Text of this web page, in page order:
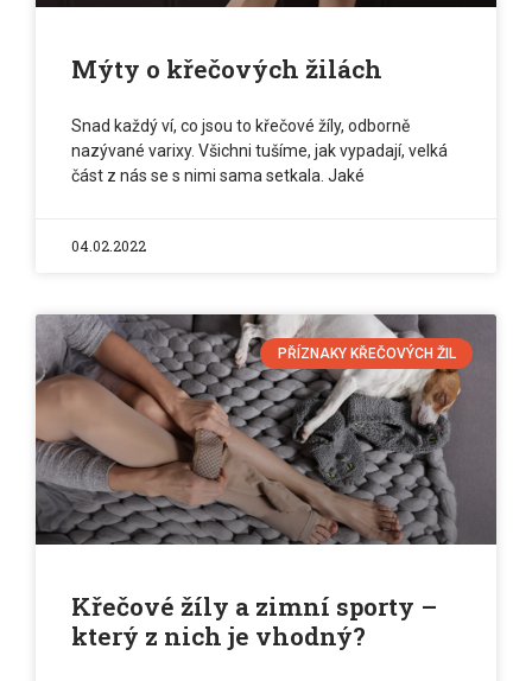
Mýty o křečových žilách
Snad každý ví, co jsou to křečové žíly, odborně
nazývané varixy. Všichni tušíme, jak vypadají, velká
část z nás se s nimi sama setkala. Jaké
04.02.2022
PŘÍZNAKY KŘEČOVÝCH ŽIL
Křečové žíly a zimní sporty –
který z nich je vhodný?